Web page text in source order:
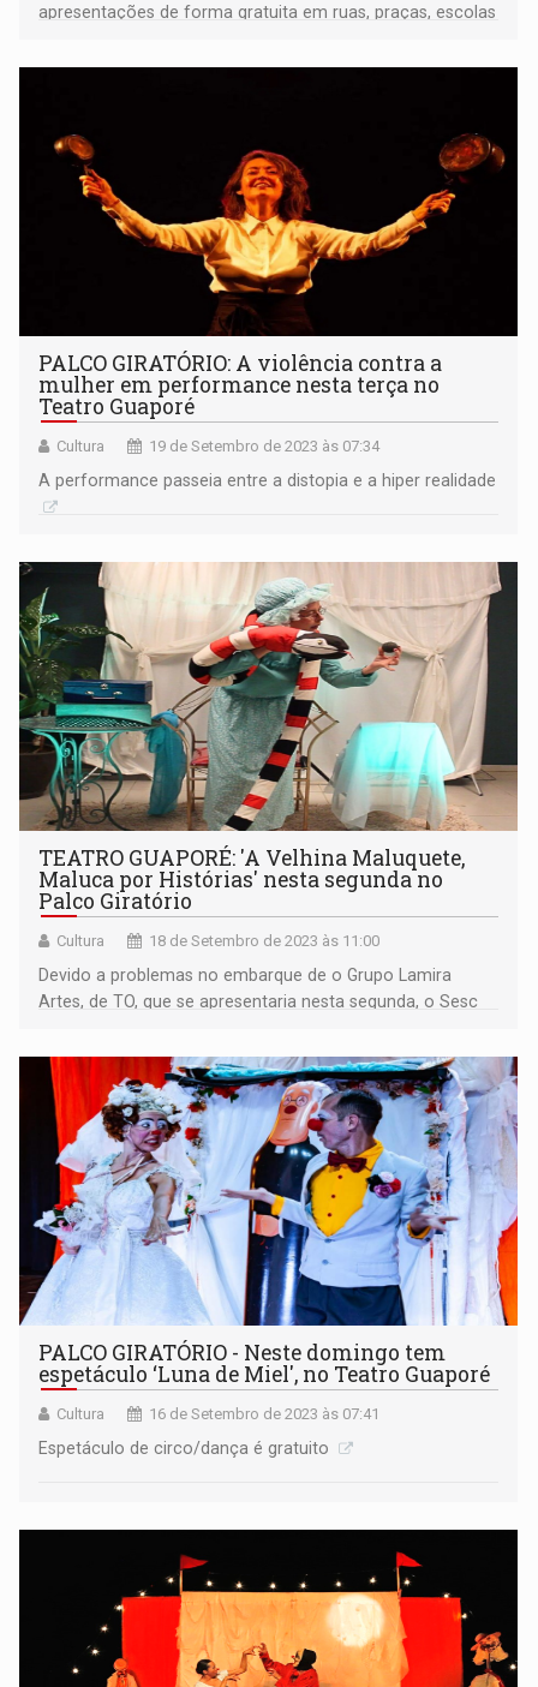
apresentações de forma gratuita em ruas, praças, escolas
PALCO GIRATÓRIO: A violência contra a
mulher em performance nesta terça no
Teatro Guaporé
Cultura 19 de Setembro de 2023 às 07:34
A performance passeia entre a distopia e a hiper realidade
TEATRO GUAPORÉ: 'A Velhina Maluquete,
Maluca por Histórias' nesta segunda no
Palco Giratório
Cultura 18 de Setembro de 2023 às 11:00
Devido a problemas no embarque de o Grupo Lamira
Artes, de TO, que se apresentaria nesta segunda, o Sesc
PALCO GIRATÓRIO - Neste domingo tem
espetáculo ‘Luna de Miel', no Teatro Guaporé
Cultura 16 de Setembro de 2023 às 07:41
Espetáculo de circo/dança é gratuito